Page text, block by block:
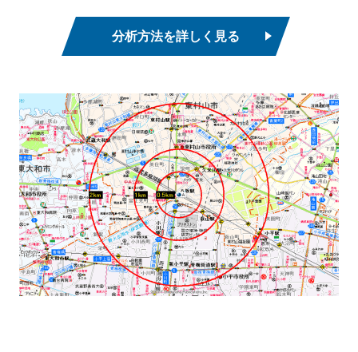
分析方法を詳しく見る